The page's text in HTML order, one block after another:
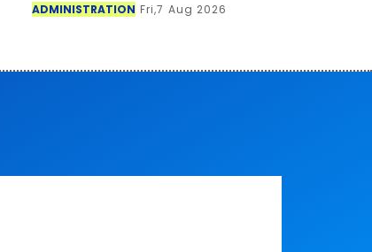
ADMINISTRATION Fri,7 Aug 2026